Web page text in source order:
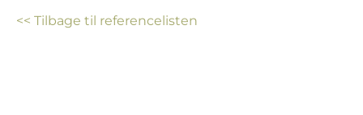
<< Tilbage til referencelisten